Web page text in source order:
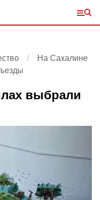
На Сахалине
выбрали